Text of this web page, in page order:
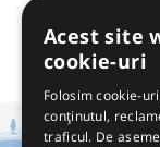
Acest site
cookie-uri
Folosim cookie-
conținutul,
traficul. De